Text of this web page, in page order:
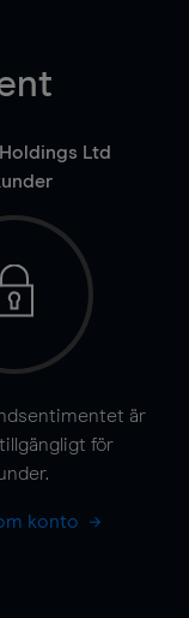
Ltd
är
för
konto